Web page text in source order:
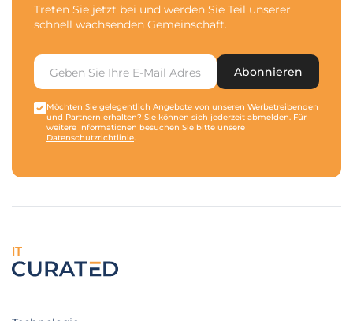
Treten Sie jetzt bei und werden Sie Teil unserer
schnell wachsenden Gemeinschaft.
Abonnieren
Möchten Sie gelegentlich Angebote von unseren Werbetreibenden
und Partnern erhalten? Sie können sich jederzeit abmelden. Für
weitere Informationen besuchen Sie bitte unsere
Datenschutzrichtlinie.
IT